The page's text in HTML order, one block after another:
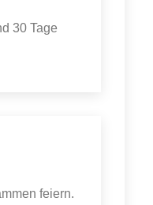
30 Tage
feiern.